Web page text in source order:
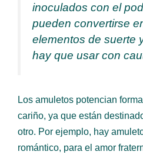
inoculados con el
pueden convertirse
elementos de suerte
hay que usar con
Los amuletos potencian
cariño, ya que están
otro. Por ejemplo, hay
romántico, para el amor